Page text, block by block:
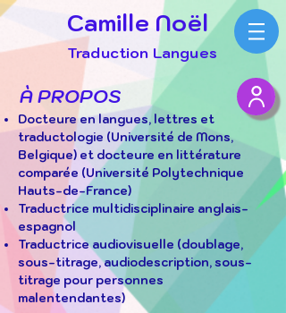
Camille Noël
Traduction Langues
À PROPOS
Docteure en langues, lettres et
traductologie (Université de Mons,
Belgique) et docteure en littérature
comparée (Université Polytechnique
Hauts-de-France)
Traductrice multidisciplinaire anglais-
espagnol
Traductrice audiovisuelle (doublage,
sous-titrage, audiodescription, sous-
titrage pour personnes
malentendantes)